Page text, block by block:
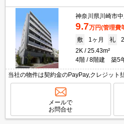
神奈川県川崎市
9.7万円(管理費
敷
1ヶ月 礼
2K
25.43m²
4階
8階建 築5
当社の物件は契約金のPayPay,クレジット
☆家具家電のレンタル可能♪
メールで
お問合せ